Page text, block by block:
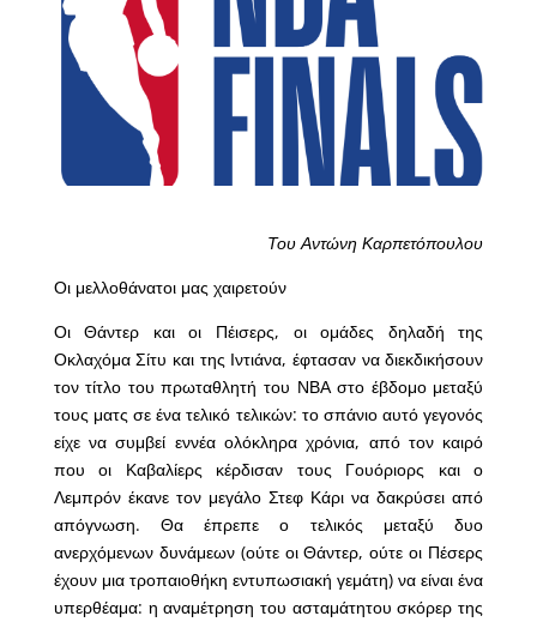
Του Αντώνη Καρπετόπουλου
Οι μελλοθάνατοι μας χαιρετούν
Οι Θάντερ και οι Πέισερς, οι ομάδες δηλαδή της
Οκλαχόμα Σίτυ και της Ιντιάνα, έφτασαν να διεκδικήσουν
τον τίτλο του πρωταθλητή του ΝΒΑ στο έβδομο μεταξύ
τους ματς σε ένα τελικό τελικών: το σπάνιο αυτό γεγονός
είχε να συμβεί εννέα ολόκληρα χρόνια, από τον καιρό
που οι Καβαλίερς κέρδισαν τους Γουόριορς και ο
Λεμπρόν έκανε τον μεγάλο Στεφ Κάρι να δακρύσει από
απόγνωση. Θα έπρεπε ο τελικός μεταξύ δυο
ανερχόμενων δυνάμεων (ούτε οι Θάντερ, ούτε οι Πέσερς
έχουν μια τροπαιοθήκη εντυπωσιακή γεμάτη) να είναι ένα
υπερθέαμα: η αναμέτρηση του ασταμάτητου σκόρερ της